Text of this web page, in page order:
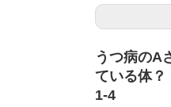
うつ病のA
ている体？
1-4